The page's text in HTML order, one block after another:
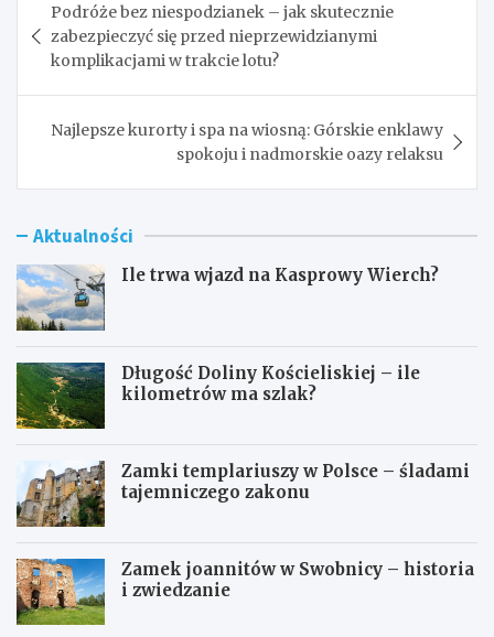
wpisu
Podróże bez niespodzianek – jak skutecznie
zabezpieczyć się przed nieprzewidzianymi
komplikacjami w trakcie lotu?
Najlepsze kurorty i spa na wiosną: Górskie enklawy
spokoju i nadmorskie oazy relaksu
Aktualności
Ile trwa wjazd na Kasprowy Wierch?
Długość Doliny Kościeliskiej – ile
kilometrów ma szlak?
Zamki templariuszy w Polsce – śladami
tajemniczego zakonu
Zamek joannitów w Swobnicy – historia
i zwiedzanie
I
D